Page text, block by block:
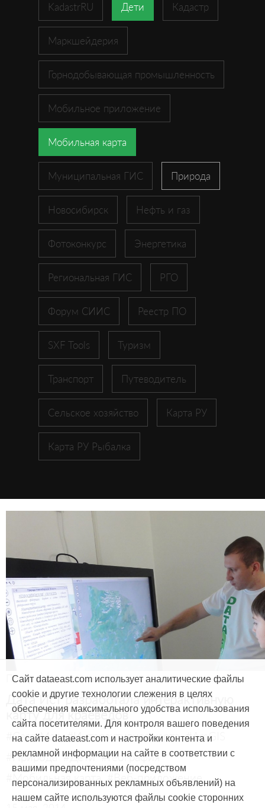
KadastrRU Дети Кадастр
Маркшейдерия
Горнодобывающая промышленность
Мобильное приложение
Мобильная карта
Муниципальная ГИС Природа
Новосибирск Нефть и газ
Фотоконкурс Энергетика
Региональная ГИС РГО
Форум СИИС Реестр ПО
SXF Tools Туризм
Транспорт Путеводитель
Сельское хозяйство Карта РУ
Карта РУ Рыбалка
Продукты и услуги
Дата Ист разработала интерактивную
карту для краеведов
#CarryMap #Интерактивная карта #ArcGIS
#Природа #Дети #География
#Мобильная карта #Веб-приложение
Сайт dataeast.com использует аналитические файлы
cookie и другие технологии слежения в целях
обеспечения максимального удобства использования
сайта посетителями. Для контроля вашего поведения
на сайте dataeast.com и настройки контента и
рекламной информации на сайте в соответствии с
вашими предпочтениями (посредством
персонализированных рекламных объявлений) на
нашем сайте используются файлы cookie сторонних